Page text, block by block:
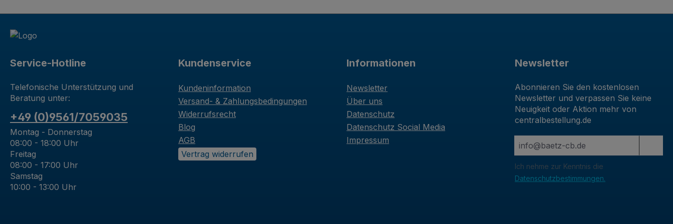
Service-Hotline
Telefonische Unterstützung und
Beratung unter:
+49 (0)9561/7059035
Montag - Donnerstag
08:00 - 18:00 Uhr
Freitag
08:00 - 17:00 Uhr
Samstag
10:00 - 13:00 Uhr
Kundenservice
Kundeninformation
Versand- & Zahlungsbedingungen
Widerrufsrecht
Blog
AGB
Vertrag widerrufen
Informationen
Newsletter
Über uns
Datenschutz
Datenschutz Social Media
Impressum
Newsletter
Abonnieren Sie den kostenlosen
Newsletter und verpassen Sie keine
Neuigkeit oder Aktion mehr von
centralbestellung.de
Ich nehme zur Kenntnis die
Datenschutzbestimmungen.